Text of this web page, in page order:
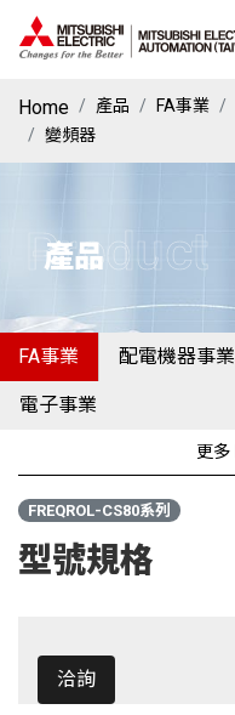
Home 產品 FA事業
變頻器
產品
Product
FA事業 配電機器事業
電子事業
FREQROL-CS80系列
型號規格
洽詢